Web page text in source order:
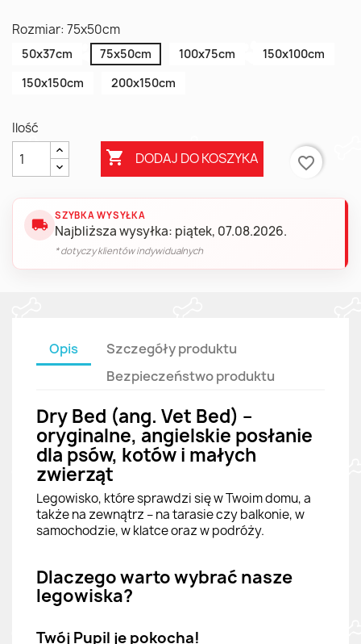
Rozmiar: 75x50cm
50x37cm 75x50cm 100x75cm
150x100cm
150x150cm
200x150cm
Ilość
 DODAJ DO KOSZYKA favorite_border
local_shipping
SZYBKA WYSYŁKA
Najbliższa wysyłka: piątek, 07.08.2026.
* dotyczy klientów indywidualnych
Opis
Szczegóły produktu
Bezpieczeństwo produktu
Dry Bed (ang. Vet Bed) –
oryginalne, angielskie posłanie
dla psów, kotów i małych
zwierząt
Legowisko, które sprawdzi się w Twoim domu, a
także na zewnątrz – na tarasie czy balkonie, w
samochodzie, w klatce oraz w podróży.
Dlaczego warto wybrać nasze
legowiska?
Twój Pupil je pokocha!